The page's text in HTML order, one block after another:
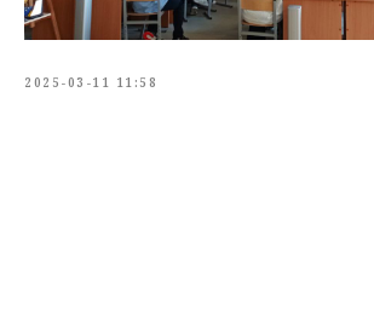
2025-03-11 11:58